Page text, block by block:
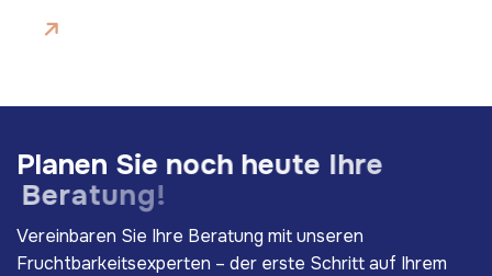
Planen Sie noch heute Ihre
Beratung!
Vereinbaren Sie Ihre Beratung mit unseren
Fruchtbarkeitsexperten – der erste Schritt auf Ihrem